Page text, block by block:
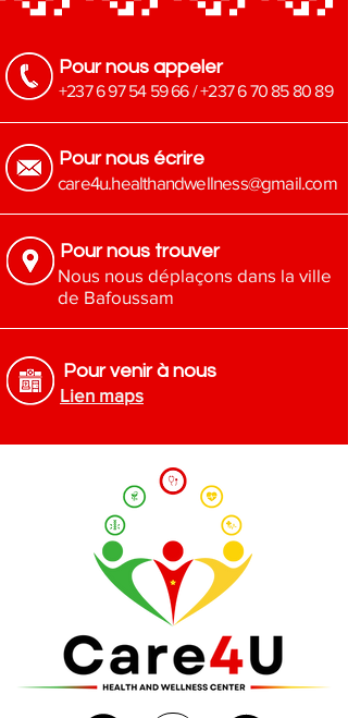
Pour nous appeler
+237 6 97 54 59 66/+237 6 70 85 80 89
Pour nous écrire
​care4u.healthandwellness@gmail.com
Pour nous trouver
Nous nous déplaçons dans la ville
de Bafoussam
Pour venir à nous
Lien maps